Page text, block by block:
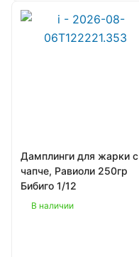
Дамплинги для жарки с
чапче, Равиоли 250гр
Бибиго 1/12
В наличии